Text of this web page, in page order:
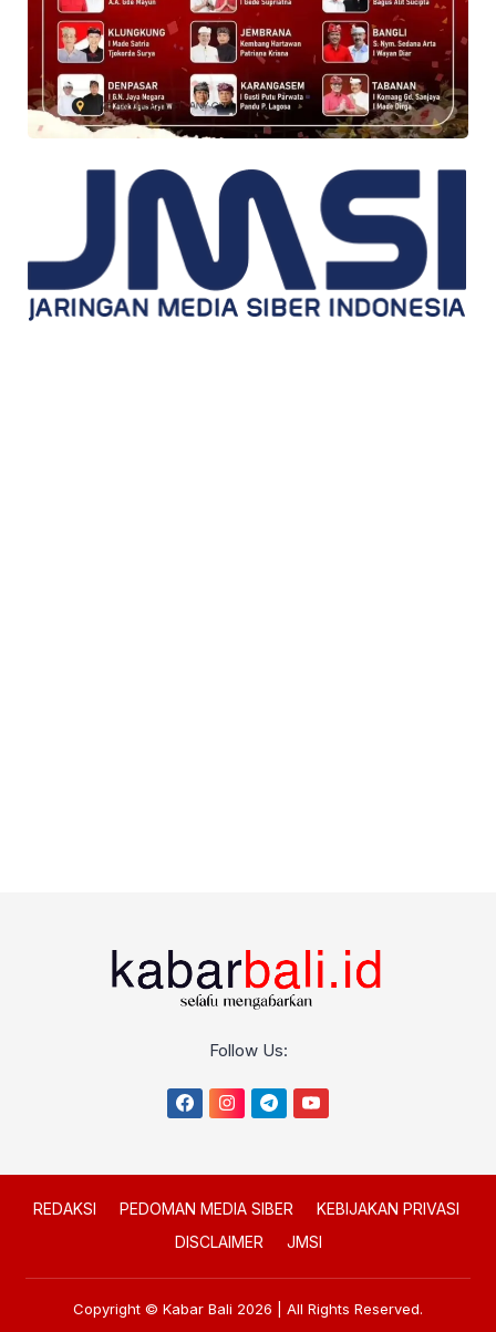
Follow Us:
REDAKSI PEDOMAN MEDIA SIBER
KEBIJAKAN PRIVASI
DISCLAIMER
JMSI
Copyright © Kabar Bali 2026 | All Rights Reserved.